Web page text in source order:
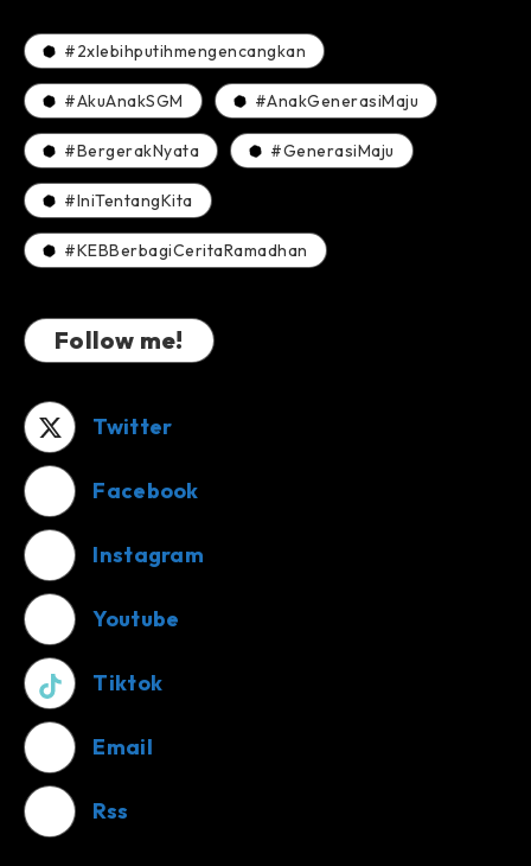
#2xlebihputihmengencangkan
#AkuAnakSGM #AnakGenerasiMaju
#BergerakNyata #GenerasiMaju
#IniTentangKita
#KEBBerbagiCeritaRamadhan
Follow me!
Twitter
Facebook
Instagram
Youtube
Tiktok
Email
Rss